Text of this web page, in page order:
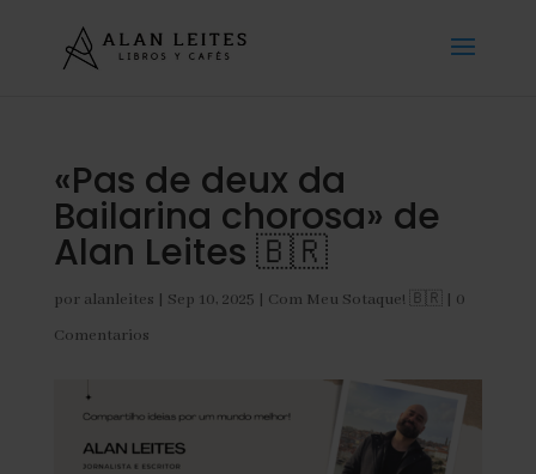
«Pas de deux da
Bailarina chorosa» de
Alan Leites 🇧🇷
por alanleites | Sep 10, 2025 | Com Meu Sotaque! 🇧🇷| 0
Comentarios